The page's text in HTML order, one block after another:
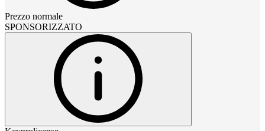
Prezzo normale
SPONSORIZZATO